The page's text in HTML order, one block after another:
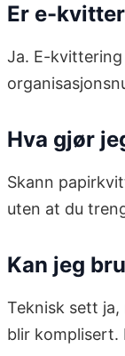
Er e-
Ja. E-
Hva gjør
Skann
uten at du
Kan jeg
Teknisk sett
blir